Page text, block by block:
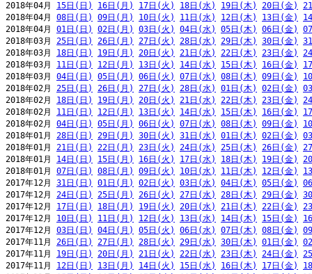
2018年04月 15日(日) 16日(月) 17日(火) 18日(水) 19日(木) 20日(金)
2018年04月 08日(日) 09日(月) 10日(火) 11日(水) 12日(木) 13日(金)
2018年04月 01日(日) 02日(月) 03日(火) 04日(水) 05日(木) 06日(金)
2018年03月 25日(日) 26日(月) 27日(火) 28日(水) 29日(木) 30日(金)
2018年03月 18日(日) 19日(月) 20日(火) 21日(水) 22日(木) 23日(金)
2018年03月 11日(日) 12日(月) 13日(火) 14日(水) 15日(木) 16日(金)
2018年03月 04日(日) 05日(月) 06日(火) 07日(水) 08日(木) 09日(金)
2018年02月 25日(日) 26日(月) 27日(火) 28日(水) 01日(木) 02日(金)
2018年02月 18日(日) 19日(月) 20日(火) 21日(水) 22日(木) 23日(金)
2018年02月 11日(日) 12日(月) 13日(火) 14日(水) 15日(木) 16日(金)
2018年02月 04日(日) 05日(月) 06日(火) 07日(水) 08日(木) 09日(金)
2018年01月 28日(日) 29日(月) 30日(火) 31日(水) 01日(木) 02日(金)
2018年01月 21日(日) 22日(月) 23日(火) 24日(水) 25日(木) 26日(金)
2018年01月 14日(日) 15日(月) 16日(火) 17日(水) 18日(木) 19日(金)
2018年01月 07日(日) 08日(月) 09日(火) 10日(水) 11日(木) 12日(金)
2017年12月 31日(日) 01日(月) 02日(火) 03日(水) 04日(木) 05日(金)
2017年12月 24日(日) 25日(月) 26日(火) 27日(水) 28日(木) 29日(金)
2017年12月 17日(日) 18日(月) 19日(火) 20日(水) 21日(木) 22日(金)
2017年12月 10日(日) 11日(月) 12日(火) 13日(水) 14日(木) 15日(金)
2017年12月 03日(日) 04日(月) 05日(火) 06日(水) 07日(木) 08日(金)
2017年11月 26日(日) 27日(月) 28日(火) 29日(水) 30日(木) 01日(金)
2017年11月 19日(日) 20日(月) 21日(火) 22日(水) 23日(木) 24日(金)
2017年11月 12日(日) 13日(月) 14日(火) 15日(水) 16日(木) 17日(金)